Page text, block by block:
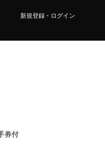
新規登録・ログイン
券付